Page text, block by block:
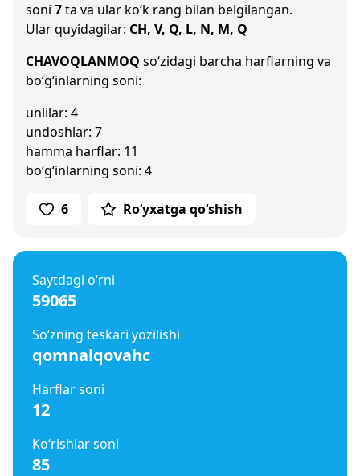
soni 7ta va ular ko‘k rang bilan belgilangan.
Ular quyidagilar: CH, V, Q, L, N, M, Q
CHAVOQLANMOQ so‘zidagi barcha harflarning va
bo‘g‘inlarning soni:
unlilar: 4
undoshlar: 7
hamma harflar: 11
bo‘g‘inlarning soni: 4
6 Ro‘yxatga qo‘shish
Saytdagi o‘rni
59065
So‘zning teskari yozilishi
qomnalqovahc
Harflar soni
12
Ko‘rishlar soni
85